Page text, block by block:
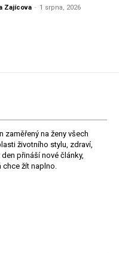
Zajícova - 1 srpna, 2026
zaměřený na ženy všech
životního stylu, zdraví,
přináší nové články,
chce žít naplno.